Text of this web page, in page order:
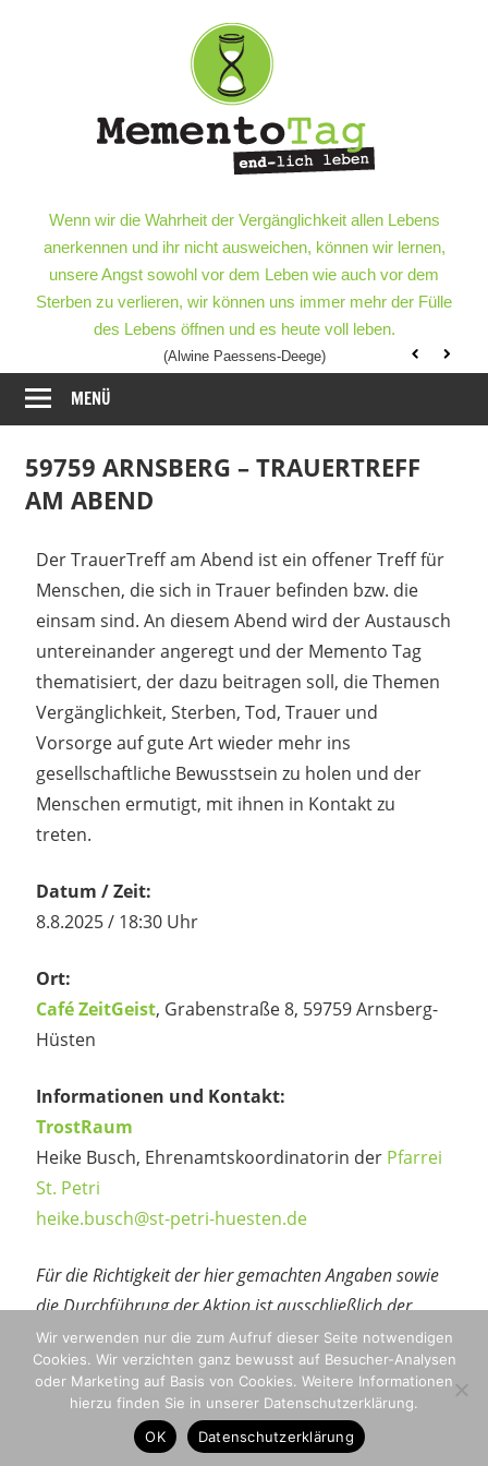
leben
end-
lich
leben
Wenn wir die Wahrheit der Vergänglichkeit allen Lebens
anerkennen und ihr nicht ausweichen, können wir lernen,
unsere Angst sowohl vor dem Leben wie auch vor dem
Sterben zu verlieren, wir können uns immer mehr der Fülle
des Lebens öffnen und es heute voll leben.
(Alwine Paessens-Deege)
MENÜ
59759 ARNSBERG – TRAUERTREFF
AM ABEND
Der TrauerTreff am Abend ist ein offener Treff für
Menschen, die sich in Trauer befinden bzw. die
einsam sind. An diesem Abend wird der Austausch
untereinander angeregt und der Memento Tag
thematisiert, der dazu beitragen soll, die Themen
Vergänglichkeit, Sterben, Tod, Trauer und
Vorsorge auf gute Art wieder mehr ins
gesellschaftliche Bewusstsein zu holen und der
Menschen ermutigt, mit ihnen in Kontakt zu
treten.
Datum / Zeit:
8.8.2025 / 18:30 Uhr
Ort:
Café ZeitGeist, Grabenstraße 8, 59759 Arnsberg-
Hüsten
Informationen und Kontakt:
TrostRaum
Heike Busch, Ehrenamtskoordinatorin der Pfarrei
St. Petri
heike.busch@st-petri-huesten.de
Für die Richtigkeit der hier gemachten Angaben sowie
die Durchführung der Aktion ist ausschließlich der
Veranstalter verantwortlich.
Datenschutzerklärung Impressum
Wir verwenden nur die zum Aufruf dieser Seite notwendigen
Cookies. Wir verzichten ganz bewusst auf Besucher-Analysen
oder Marketing auf Basis von Cookies. Weitere Informationen
hierzu finden Sie in unserer Datenschutzerklärung.
OK
Datenschutzerklärung